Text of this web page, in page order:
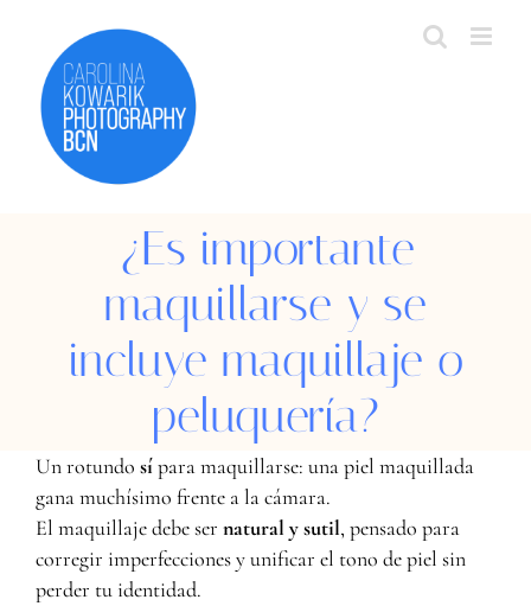
content
¿Es importante
maquillarse y se
incluye maquillaje o
peluquería?
Un rotundo sípara maquillarse: una piel maquillada
gana muchísimo frente a la cámara.
El maquillaje debe ser natural y sutil, pensado para
corregir imperfecciones y unificar el tono de piel sin
perder tu identidad.